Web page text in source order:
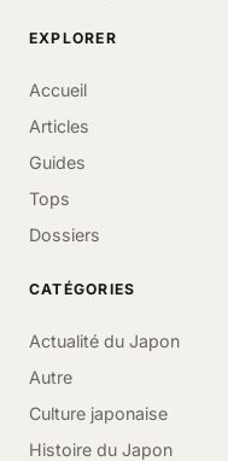
EXPLORER
Accueil
Articles
Guides
Tops
Dossiers
CATÉGORIES
Actualité du Japon
Autre
Culture japonaise
Histoire du Japon